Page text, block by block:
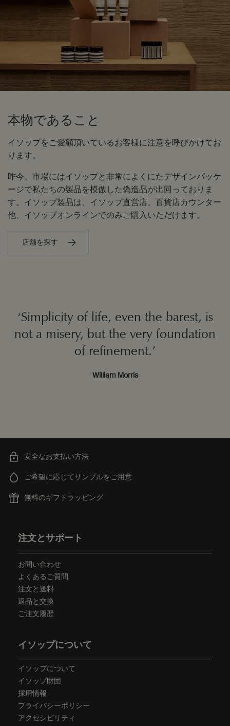
本物であること
イソップをご愛顧頂いているお客様に注意を呼びかけてお
ります。
昨今、市場にはイソップと非常によくにたデザインパッケ
ージで私たちの製品を模倣した偽造品が出回っておりま
す。イソップ製品は、イソップ直営店、百貨店カウンター
他、イソップオンラインでのみご購入いただけます。
店舗を探す
‘Simplicity of life, even the barest, is
not a misery, but the very foundation
of refinement.’
William Morris
安全なお支払い方法
ご希望に応じてサンプルをご用意
無料のギフトラッピング
注文とサポート
お問い合わせ
よくあるご質問
注文と送料
返品と交換
ご注文履歴
イソップについて
イソップについて
イソップ財団
採用情報
プライバシーポリシー
アクセシビリティ